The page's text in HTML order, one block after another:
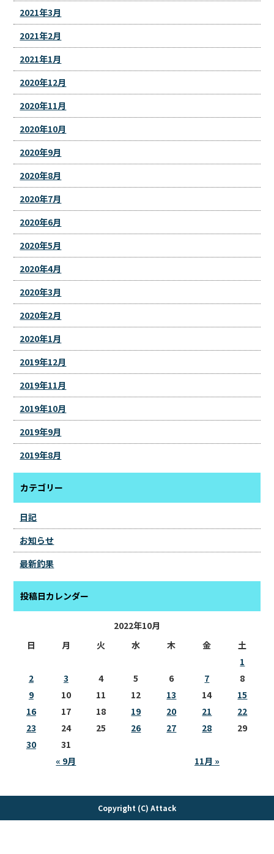
2021年3月
2021年2月
2021年1月
2020年12月
2020年11月
2020年10月
2020年9月
2020年8月
2020年7月
2020年6月
2020年5月
2020年4月
2020年3月
2020年2月
2020年1月
2019年12月
2019年11月
2019年10月
2019年9月
2019年8月
カテゴリー
日記
お知らせ
最新釣果
投稿日カレンダー
2022年10月
日
月 火 水 木 金 土
« 9月 11月 »
1
2
3 4 5 6 7
8
9
10 11 12 13 14
15
16
17 18 19 20 21
22
23
24 25 26 27 28
29
30
31
Copyright (C) Attack